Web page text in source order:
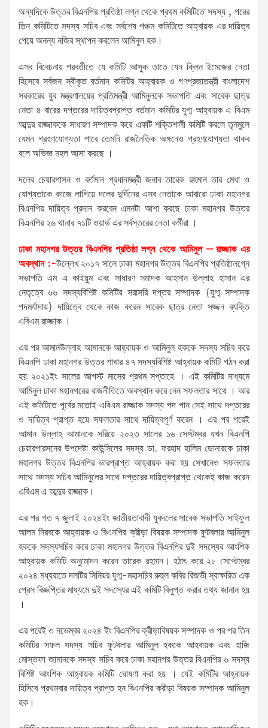
অন্যদিকে উত্তর বিএনপির প্রতিষ্ঠা লগ্ন থেকে প্রথম কমিটিতে সদস্য , পরের
তিন কমিটিতে সদস্য সচিব এবং সর্বশেষ পঞ্চম কমিটিতে আহ্বায়ক এর দায়িত্ব
পেয়ে অনন্য নজির স্থাপন করলেন আমিনুল হক।
এসব বিবেচনায় পরবর্তীতে যে কমিটি আসুক তাতে যেন ক্লিন ইমেজের নেতা
হিসেবে সর্বজন স্বীকৃত বর্তমান কমিটির আহ্বায়ক ও গণপ্রজাতন্ত্রী বাংলাদেশ
সরকারের যুব মন্ত্রণালয়ের প্রতিমন্ত্রী আমিনুলকে সভাপতি এবং সাবেক ছাত্র
নেতা ৪ বারের দপ্তরের দায়িত্বপ্রাপ্ত বর্তমান কমিটির যুগ্ম আহ্বায়ক এ বিএম
আব্দুর রাজ্জাককে সাধারণ সম্পাদক করে একটি শক্তিশালী কমিটি করলে তৃনমুলে
যেমন গ্রহণযোগ্যতা পাবে তেমনি রাজনৈতিক অঙ্গনেও গ্রহণযোগ্যতা থাকব
বলে অভিজ্ঞ মহল আসা করছে ।
দলের চেয়ারপাসন ও বর্তমান প্রধানমন্ত্রী জনাব তারেক রহমান তার মেধা ও
যোগ্যতাকে কাজে লাগিয়ে দলের দুর্দিনের এসব নেতাকে আবারো ঢাকা মহানগর
বিএনপির দায়িত্ব প্রদান করবেন এমনটা আশা করছে ঢাকা মহানগর উত্তর
বিএনপির ২৬ থানার ৭১টি ওয়ার্ড এর সর্বস্তরের নেতা কর্মীরা ।
ঢাকা মহানগর উত্তর বিএনপির প্রতিষ্ঠা লগ্ন থেকে আমিনুল – রাজ্জাক এর
অবস্থান :-উল্লেখ ২০১৭ সালে ঢাকা মহানগর উত্তর বিএনপির প্রতিষ্ঠালগ্নে
সভাপতি এম এ কাইয়ুম এবং সাধারণ সমাদক আহসান উল্লাহ হাসান এর
নেতৃত্বে ৬৬ সদস্যবিশিষ্ট কমিটির সরাসরি দপ্তর সম্পাদক {যুগ্ম সম্পাদক
পদমর্যাদায়} দায়িত্বে থেকে কাজ করেন সাবেক ছাত্র নেতা সজ্জন ব্যক্তি
এবিএম রাজ্জাক ।
এর পর আমানউল্লাহ আমানকে আহ্বায়ক ও আমিনুল হককে সদস্য সচিব করে
বিএনপি ঢাকা মহানগর উত্তর শাখার ৪৭ সদস্যবিশিষ্ট আহ্বায়ক কমিটি গঠন করা
হয় ২০২১ইং সালের আগস্ট মাসের প্রথম সপ্তাহে । এই কমিটির মাধ্যমে
আমিনুল ঢাকা মহানগরের রাজনীতিতে অবস্থান করে নেন সফলতার সাথে । আর
এই কমিটিতে পূর্বের মতোই এবিএম রাজ্জাক সদস্য পদ পান সেই সাথে দপ্তরের
ও দায়িত্ব প্রাপ্ত হয়ে সফলতার সাথে দায়িত্বপূর্ণ করেন । এর পর পরেই
আমান উল্লাহ আমানকে সরিয়ে ২০২৩ সালের ১৬ সেপ্টম্বর যখন বিএনপি
চেয়ারপারসনের উপদেষ্টা কাউন্সিলের সদস্য ডা. ফরহাদ হালিম ডোনারকে ঢাকা
মহানগর উত্তর বিএনপির ভারপ্রাপ্ত আহ্বায়ক করা হয় সেখানেও সফলতার
সাথে সদস্য সচিব আমিনুলের সাথে দপ্তরের দায়িত্বপ্রাপ্ত থেকেই কাজ করেন
এবিএম এ আব্দুর রাজ্জাক।
এর পর গত ৭ জুলাই ২০২৪ইং জাতীয়তাবাদী যুবদলের সাবেক সভাপতি সাইফুল
আলম নিরবকে আহ্বায়ক ও বিএনপির ক্রীড়া বিষয়ক সম্পাদক ফুটবলার আমিনুল
হককে সদস্যসচিব করে ঢাকা মহানগর উত্তর বিএনপির দুই সদস্যের আংশিক
আহ্বায়ক কমিটি অনুমোদন করেন তারেক রহমান। হঠাৎ করে ২৮ সেপ্টেম্বর
২০২৪ মধ্যরাতে দলটির সিনিয়র যুগ্ম-মহাসচিব রুহুল কবির রিজভী স্বাক্ষরিত এক
প্রেস বিজ্ঞপ্তির মাধ্যমে দুই সদস্যের এই কমিটি বিলুপ্ত করার তথ্য জানান হয়
।
এর পরেই ৩ নভেম্বর ২০২৪ ইং বিএনপির ক্রীড়াবিষয়ক সম্পাদক ও পর পর তিন
কমিটির সফল সদস্য সচিব ফুটবলার আমিনুল হককে আহবায়ক এবং হাজি
মোস্তফা জামানকে সদস্য সচিব করে ঢাকা মহানগর উত্তর বিএনপির ৬ সদস্য
বিশিষ্ট আংশিক আহ্বায়ক কমিটি ঘোষণা করা হয় । যেই কমিটির আহ্বায়ক
হিসিবে প্রথমবার দায়িত্ব প্রাপ্ত হন বিএনপির ক্রীড়া বিষয়ক সম্পাদক আমিনুল
হক।